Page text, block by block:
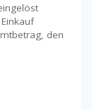
den